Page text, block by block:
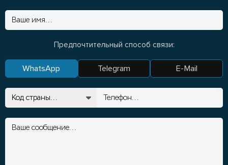
Предпочтительный способ связи:
WhatsApp Telegram E-Mail